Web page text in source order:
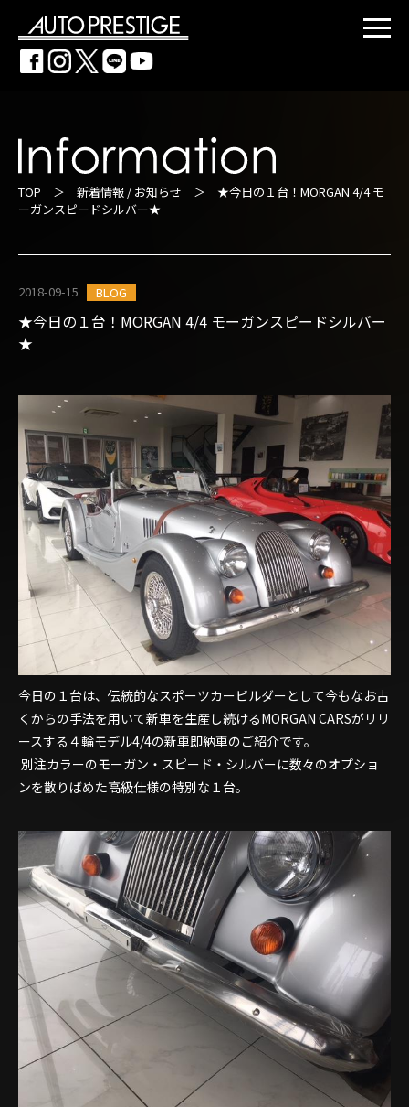
TOP ＞ 新着情報 / お知らせ ＞ ★今日の１台！MORGAN 4/4 モ
ーガンスピードシルバー★
2018-09-15 BLOG
★今日の１台！MORGAN 4/4 モーガンスピードシルバー
★
今日の１台は、伝統的なスポーツカービルダーとして今もなお古
くからの手法を用いて新車を生産し続けるMORGAN CARSがリリ
ースする４輪モデル4/4の新車即納車のご紹介です。
別注カラーのモーガン・スピード・シルバーに数々のオプショ
ンを散りばめた高級仕様の特別な１台。